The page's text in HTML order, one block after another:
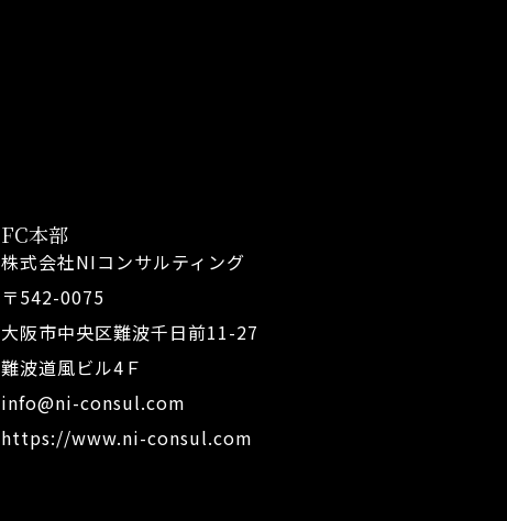
FC本部
株式会社NIコンサルティング
〒542-0075
大阪市中央区難波千日前11-27
難波道風ビル4Ｆ
info@ni-consul.com
https://www.ni-consul.com